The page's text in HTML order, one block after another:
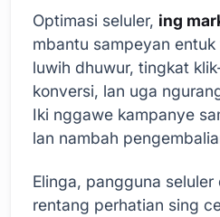
Optimasi seluler, ing
mbantu sampeyan
luwih dhuwur, tingkat
konversi, lan uga
Iki nggawe kampanye
lan nambah
Elinga, pangguna
rentang perhatian sing